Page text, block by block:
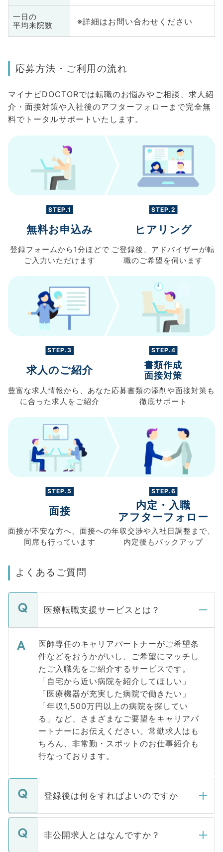
一日の
平均来院数
※詳細はお問い合わせください
応募方法・ご利用の流れ
マイナビDOCTORでは転職のお悩みやご相談、求人紹
介・面接対策や入社後のアフターフォローまで完全無
料でトータルサポートいたします。
STEP.1
無料お申込み
登録フォームから 1分ほどで
ご入力 いただけます
STEP.2
ヒアリング
ご登録後、 アドバイザーが転
職のご希望を伺います
STEP.3
求人のご紹介
豊富な求人情報から、 あなた
に合った求人を ご紹介
STEP.4
書類作成
面接対策
応募書類の添削や面接対策も
徹底サポート
STEP.5
面接
面接が不安な方へ、 面接への
同席も行っています
STEP.6
内定・入職
アフターフォロー
年収交渉や入社日調整まで、
内定後もバックアップ
よくあるご質問
医療転職支援サービスとは？
医師専任のキャリアパートナーがご希望条
件などをおうかがいし、ご希望にマッチし
たご入職先をご紹介するサービスです。
「自宅から近い病院を紹介してほしい」
「医療機器が充実した病院で働きたい」
「年収1,500万円以上の病院を探してい
る」など、さまざまなご要望をキャリアパ
ートナーにお伝えください。常勤求人はも
ちろん、非常勤・スポットのお仕事紹介も
行なっております。
登録後は何をすればよいのですか
ご登録いただきましたら、弊社担当者がご
登録内容を確認し、その後メールもしくは
非公開求人とはなんですか？